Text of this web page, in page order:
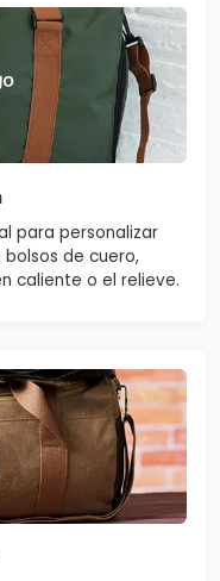
para personalizar
de cuero,
caliente o el relieve.